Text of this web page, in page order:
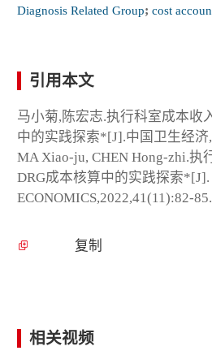
Diagnosis Related Group; cost
引用本文
马小菊,陈宏志.执行科室成本收
中的实践探索*[J].中国卫生经济
MA Xiao-ju, CHEN Hong-zhi.执
DRG成本核算中的实践探索*[J].
ECONOMICS,2022,41(11):82-85.
复制
相关视频